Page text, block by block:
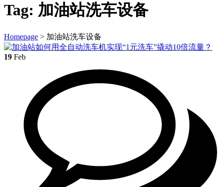
Tag: 加油站洗车设备
Homepage > 加油站洗车设备
19 Feb